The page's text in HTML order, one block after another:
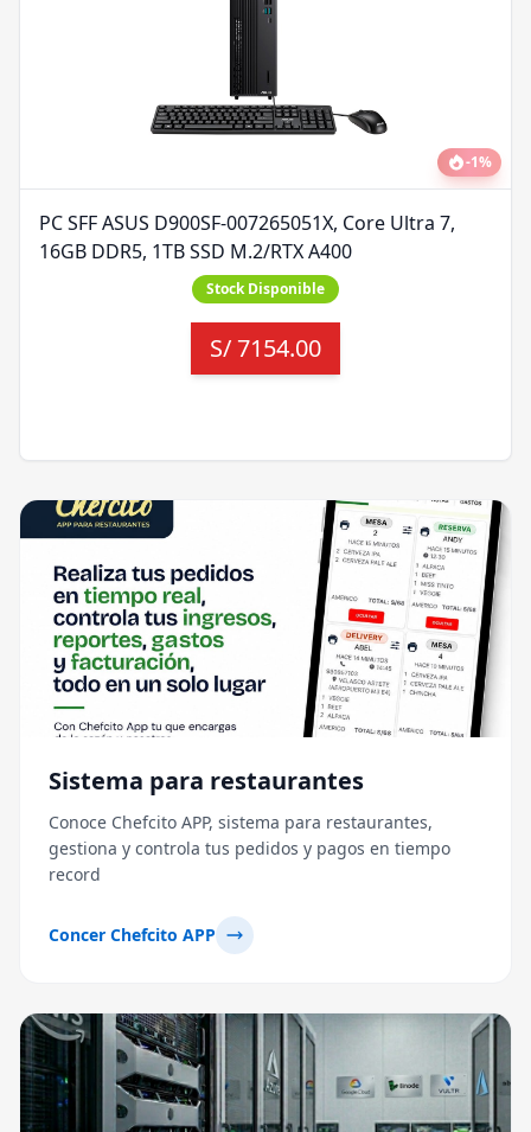
-1%
PC SFF ASUS D900SF-007265051X, Core Ultra 7,
16GB DDR5, 1TB SSD M.2/RTX A400
Stock Disponible
S/7154.00
Sistema para restaurantes
Conoce Chefcito APP, sistema para restaurantes,
gestiona y controla tus pedidos y pagos en tiempo
record
Concer Chefcito APP